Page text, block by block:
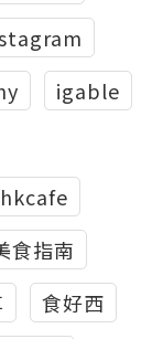
igable
hkcafe
食指南
食好西